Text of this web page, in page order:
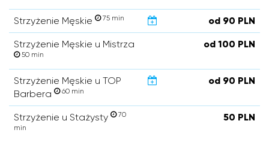
Strzyżenie Męskie 75 min od 90 PLN
Strzyżenie Męskie u Mistrza
50 min
od 100 PLN
Strzyżenie Męskie u TOP
Barbera
60 min
od 90 PLN
Strzyżenie u Stażysty
70
min
50 PLN